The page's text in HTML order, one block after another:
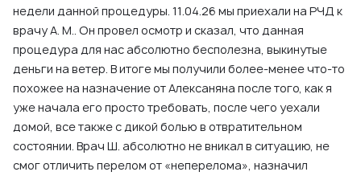
недели данной процедуры. 11.04.26 мы приехали на РЧД к
врачу А. М.. Он провел осмотр и сказал, что данная
процедура для нас абсолютно бесполезна, выкинутые
деньги на ветер. В итоге мы получили более-менее что-то
похожее на назначение от Алексаняна после того, как я
уже начала его просто требовать, после чего уехали
домой, все также с дикой болью в отвратительном
состоянии. Врач Ш. абсолютно не вникал в ситуацию, не
смог отличить перелом от «неперелома», назначил